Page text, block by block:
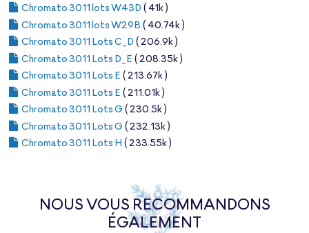
Chromato 3011 lots W43D ( 41k )
Chromato 3011 lots W29B ( 40.74k )
Chromato 3011 Lots C_D ( 206.9k )
Chromato 3011 Lots D_E ( 208.35k )
Chromato 3011 Lots E ( 213.67k )
Chromato 3011 Lots E ( 211.01k )
Chromato 3011 Lots G ( 230.5k )
Chromato 3011 Lots G ( 232.13k )
Chromato 3011 Lots H ( 233.55k )
NOUS VOUS RECOMMANDONS
ÉGALEMENT